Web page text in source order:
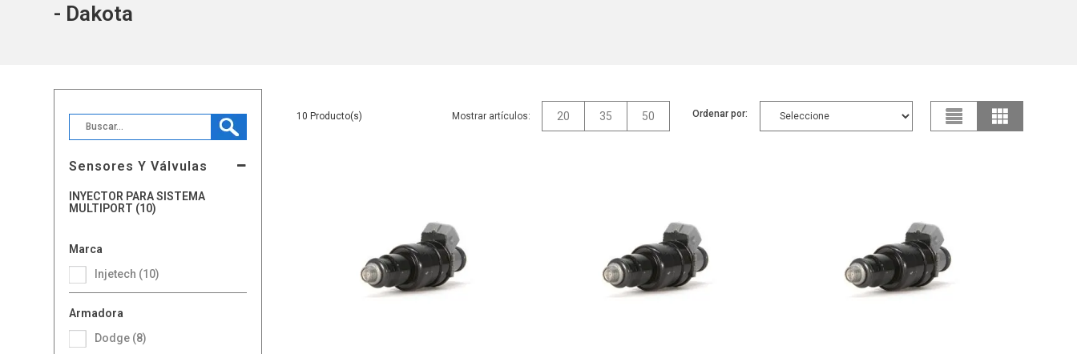
- Dakota
Sensores Y Válvulas
MULTIPORT (10)
Marca
Injetech (10)
Armadora
Dodge (8)
10 Mostrar artículos: 20 35 50 Ordenar por: